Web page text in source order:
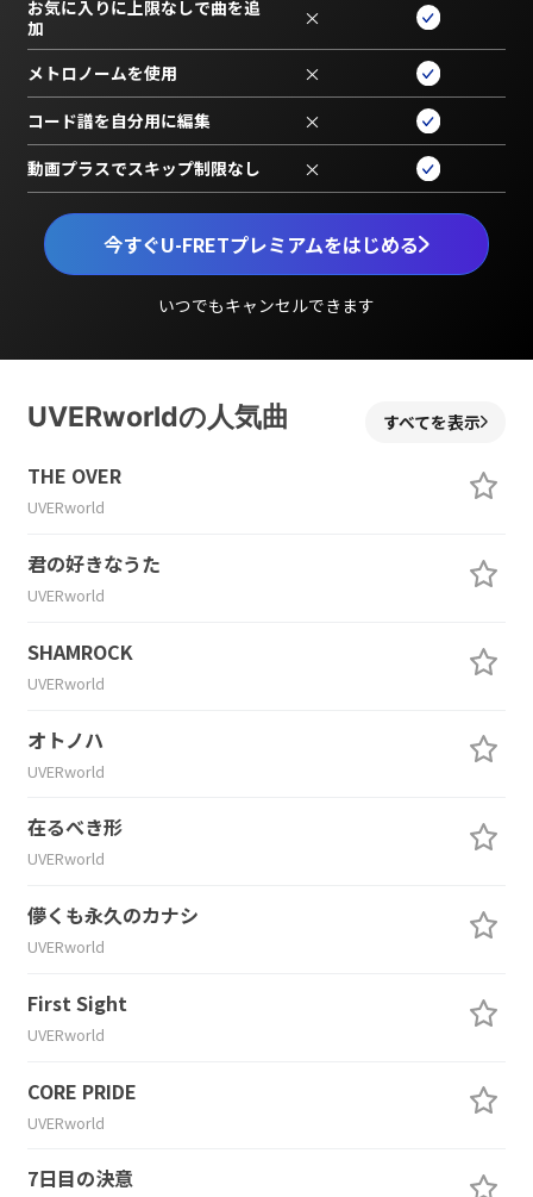
今すぐU-FRETプレミアムをはじめる
いつでもキャンセルできます
お気に入りに上限なしで曲を追
加
×
メトロノームを使用 ×
コード譜を自分用に編集 ×
動画プラスでスキップ制限なし ×
UVERworldの人気曲 すべてを表示
THE OVER
UVERworld
君の好きなうた
UVERworld
SHAMROCK
UVERworld
オトノハ
UVERworld
在るべき形
UVERworld
儚くも永久のカナシ
UVERworld
First Sight
UVERworld
CORE PRIDE
UVERworld
7日目の決意